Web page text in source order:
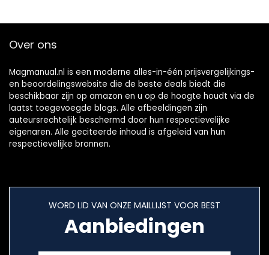
Over ons
Magmanual.nl is een moderne alles-in-één prijsvergelijkings-
en beoordelingswebsite die de beste deals biedt die
beschikbaar zijn op amazon en u op de hoogte houdt via de
laatst toegevoegde blogs. Alle afbeeldingen zijn
auteursrechtelijk beschermd door hun respectievelijke
eigenaren. Alle geciteerde inhoud is afgeleid van hun
respectievelijke bronnen.
WORD LID VAN ONZE MAILLIJST VOOR BEST
Aanbiedingen